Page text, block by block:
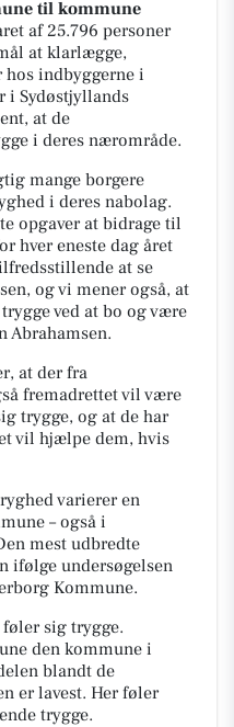
til kommune
af 25.796 personer
at klarlægge,
indbyggerne i
i Sydøstjyllands
at de
i deres nærområde.
mange borgere
i deres nabolag.
opgaver at bidrage til
hver eneste dag året
at se
og vi mener også, at
ved at bo og være
Abrahamsen.
at der fra
fremadrettet vil være
trygge, og at de har
vil hjælpe dem, hvis
varierer en
– også i
mest udbredte
ifølge undersøgelsen
Kommune.
sig trygge.
den kommune i
blandt de
er lavest. Her føler
trygge.